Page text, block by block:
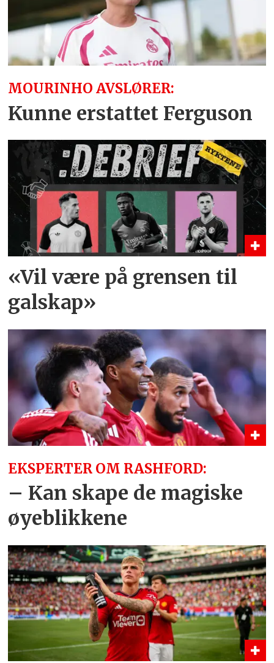
MOURINHO AVSLØRER:
Kunne erstattet Ferguson
«Vil være på grensen til
galskap»
EKSPERTER OM RASHFORD:
– Kan skape de magiske
øyeblikkene